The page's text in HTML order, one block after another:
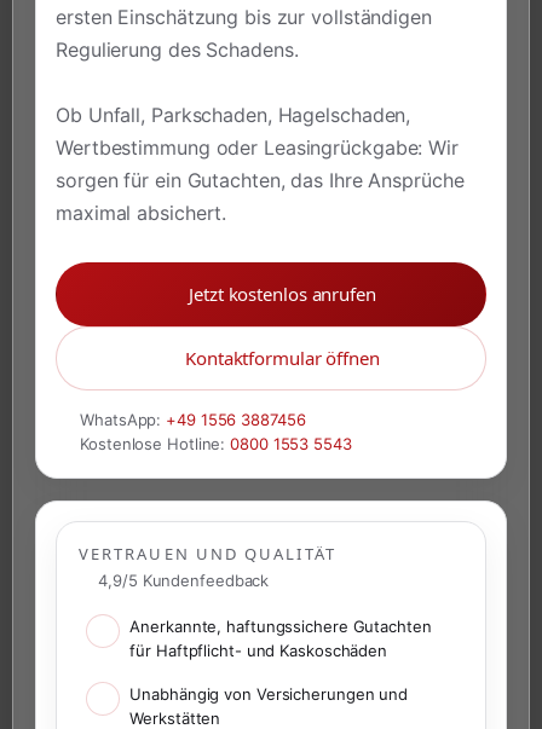
ersten Einschätzung bis zur vollständigen
Regulierung des Schadens.
Ob Unfall, Parkschaden, Hagelschaden,
Wertbestimmung oder Leasingrückgabe: Wir
sorgen für ein Gutachten, das Ihre Ansprüche
maximal absichert.
Jetzt kostenlos anrufen
Kontaktformular öffnen
WhatsApp: +49 1556 3887456
Kostenlose Hotline:0800 1553 5543
VERTRAUEN UND QUALITÄT
4,9/5 Kundenfeedback
Anerkannte, haftungssichere Gutachten
für Haftpflicht- und Kaskoschäden
Unabhängig von Versicherungen und
Werkstätten